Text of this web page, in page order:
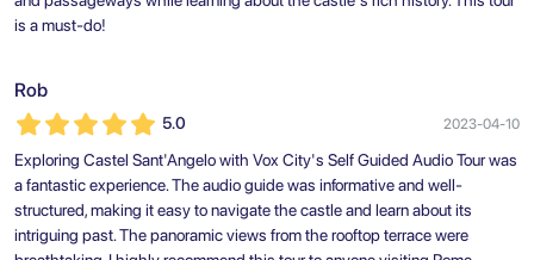
is a must-do!
Rob
5.0 2023-04-10
Exploring Castel Sant'Angelo with Vox City's Self Guided Audio Tour was
a fantastic experience. The audio guide was informative and well-
structured, making it easy to navigate the castle and learn about its
intriguing past. The panoramic views from the rooftop terrace were